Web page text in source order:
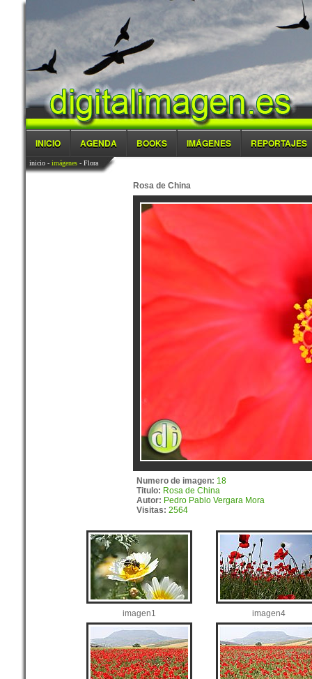
INICIO AGENDA BOOKS IMÁGENES REPORTAJES
inicio- imágenes- Flora
Rosa de China
Numero de imagen: 18
Titulo: Rosa de China
Autor: Pedro Pablo Vergara Mora
Visitas: 2564
imagen1 imagen4